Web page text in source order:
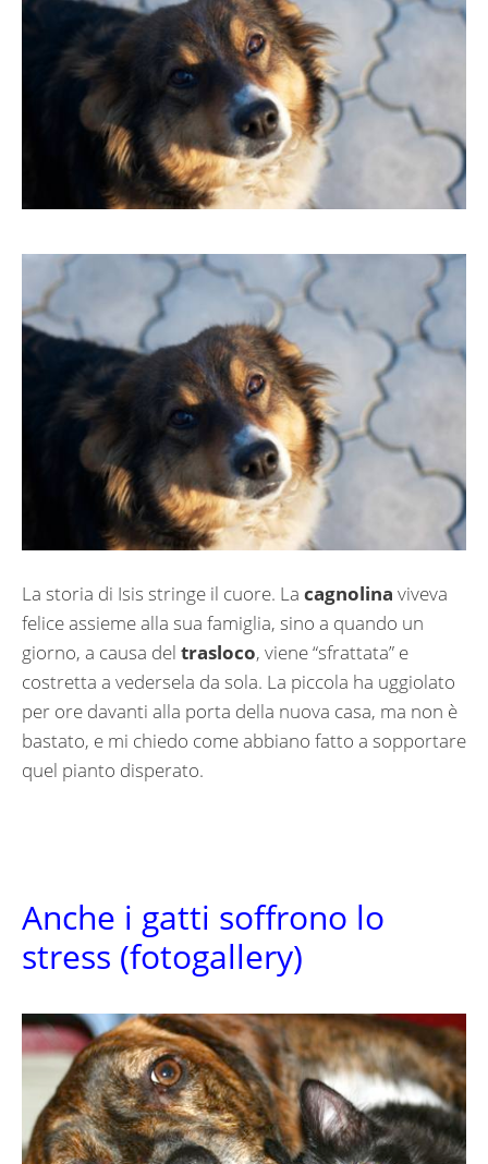
La storia di Isis stringe il cuore. La cagnolina viveva
felice assieme alla sua famiglia, sino a quando un
giorno, a causa del trasloco, viene “sfrattata” e
costretta a vedersela da sola. La piccola ha uggiolato
per ore davanti alla porta della nuova casa, ma non è
bastato, e mi chiedo come abbiano fatto a sopportare
quel pianto disperato.
Anche i gatti soffrono lo
stress (fotogallery)